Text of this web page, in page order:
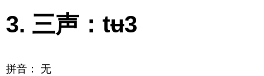
三声：tʉ3
拼音： 无